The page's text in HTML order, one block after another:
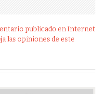
publicado en Internet
las opiniones de este